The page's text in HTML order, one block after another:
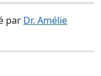
par Dr. Amélie